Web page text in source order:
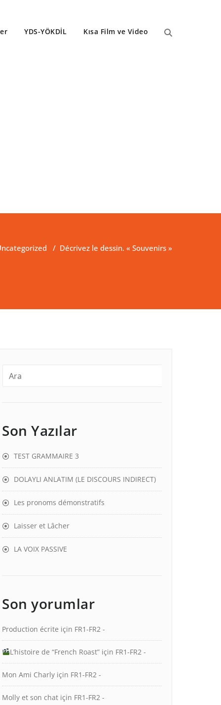
YDS-YÖKDİL Kısa Film ve Video
/ Décrivez le dessin. « Souvenirs »
Son Yazılar
TEST GRAMMAIRE 3
DOLAYLI ANLATIM (LE DISCOURS INDIRECT)
Les pronoms démonstratifs
Laisser et Lâcher
LA VOIX PASSIVE
Son yorumlar
Production écrite için FR1-FR2 -
L’histoire de “French Roast”için FR1-FR2 -
Mon Ami Charly için FR1-FR2 -
Molly et son chat için FR1-FR2 -